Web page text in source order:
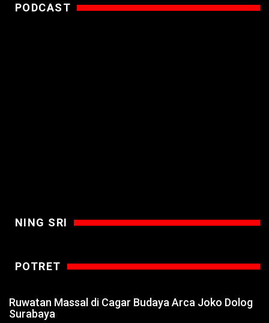
PODCAST
NING SRI
POTRET
Ruwatan Massal di Cagar Budaya Arca Joko Dolog
Surabaya